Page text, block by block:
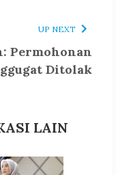
UP NEXT
Permohonan
Ditolak
LAIN